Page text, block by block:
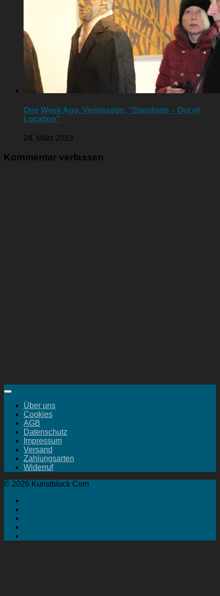
One Week Ago, Vernissage, “Standorte – Out of
Location“
24. März 2013
Kommentar verfassen
Über uns
Cookies
AGB
Datenschutz
Impressum
Versand
Zahlungsarten
Widerruf
© 2026 Kunstblock Com